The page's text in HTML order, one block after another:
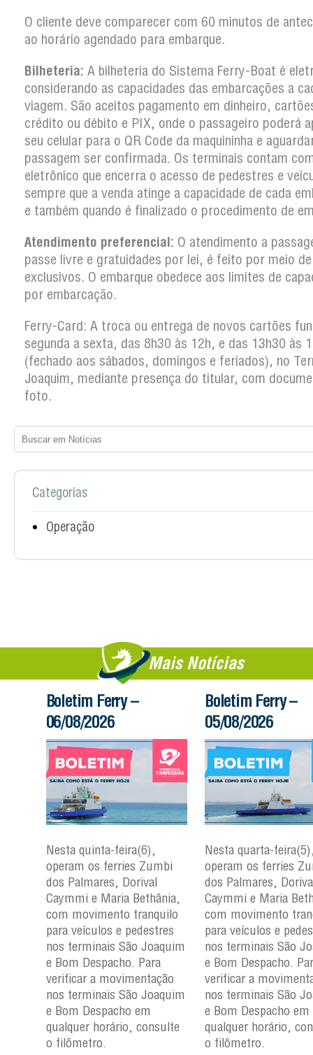
O cliente deve comparecer com 60 minutos de
ao horário agendado para embarque.
Bilheteria: A bilheteria do Sistema Ferry-Boat é
considerando as capacidades das embarcações a
viagem. São aceitos pagamento em dinheiro,
crédito ou débito e PIX, onde o passageiro poderá
seu celular para o QR Code da maquininha e
passagem ser confirmada. Os terminais contam
eletrônico que encerra o acesso de pedestres e
sempre que a venda atinge a capacidade de cada
e também quando é finalizado o procedimento de
Atendimento preferencial: O atendimento a
passe livre e gratuidades por lei, é feito por meio
exclusivos. O embarque obedece aos limites de
por embarcação.
Ferry-Card: A troca ou entrega de novos cartões
segunda a sexta, das 8h30 às 12h, e das 13h30 às
(fechado aos sábados, domingos e feriados), no
Joaquim, mediante presença do titular, com
foto.
Categorias
Operação
Mais Notícias
Boletim Ferry –
06/08/2026
Nesta quinta-feira(6),
operam os ferries Zumbi
dos Palmares, Dorival
Caymmi e Maria Bethânia,
com movimento tranquilo
para veículos e pedestres
nos terminais São Joaquim
e Bom Despacho. Para
verificar a movimentação
nos terminais São Joaquim
e Bom Despacho em
qualquer horário, consulte
o filômetro.
Boletim Ferry –
05/08/2026
Nesta quarta-
operam os ferries
dos Palmares,
Caymmi e Maria
com movimento
para veículos e
nos terminais São
e Bom Despacho.
verificar a
nos terminais São
e Bom Despacho em
qualquer horário,
o filômetro.